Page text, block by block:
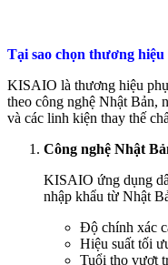
Tại sao chọn thương hiệu
KISAIO là thương hiệu
theo công nghệ Nhật Bản,
và các linh kiện thay thế
Công nghệ Nhật
KISAIO ứng dụng
nhập khẩu từ Nhật
Độ chính xác
Hiệu suất tối
Tuổi thọ vượt